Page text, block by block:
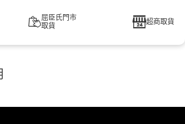
屈臣氏門市
取貨
超商取貨